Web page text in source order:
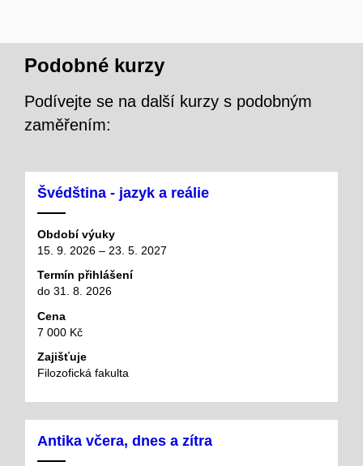
Podobné kurzy
Podívejte se na další kurzy s podobným
zaměřením:
Švédština - jazyk a reálie
Období výuky
15. 9. 2026 – 23. 5. 2027
Termín přihlášení
do 31. 8. 2026
Cena
7 000 Kč
Zajišťuje
Filozofická fakulta
Antika včera, dnes a zítra